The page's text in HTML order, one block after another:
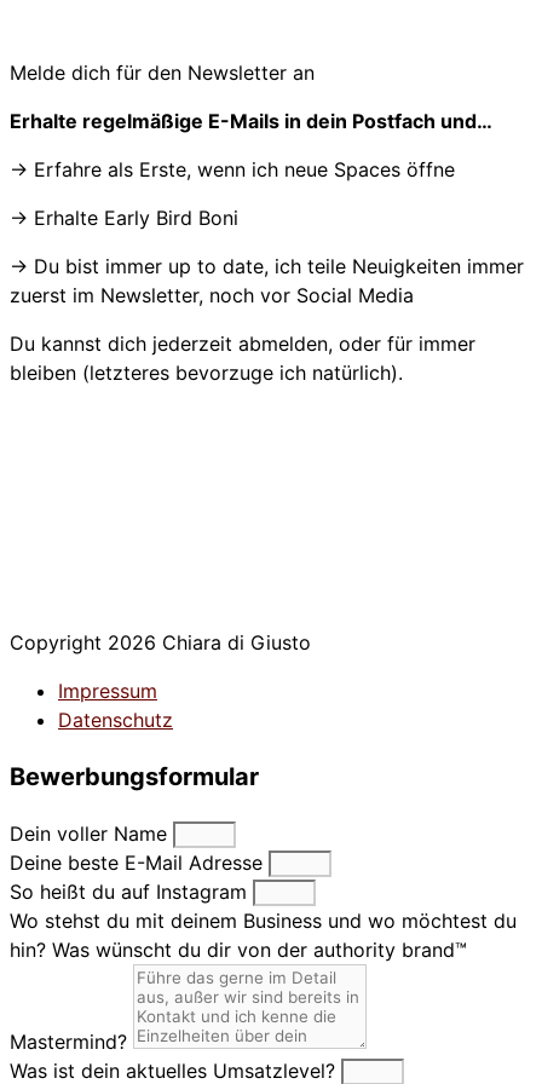
Melde dich für den Newsletter an
Erhalte regelmäßige E-Mails in dein Postfach und…
→ Erfahre als Erste, wenn ich neue Spaces öffne
→ Erhalte Early Bird Boni
→ Du bist immer up to date, ich teile Neuigkeiten immer
zuerst im Newsletter, noch vor Social Media
Du kannst dich jederzeit abmelden, oder für immer
bleiben (letzteres bevorzuge ich natürlich).
Copyright 2026 Chiara di Giusto
Impressum
Datenschutz
Bewerbungsformular
Dein voller Name
Deine beste E-Mail Adresse
So heißt du auf Instagram
Wo stehst du mit deinem Business und wo möchtest du
hin? Was wünscht du dir von der authority brand™
Mastermind?
Was ist dein aktuelles Umsatzlevel?